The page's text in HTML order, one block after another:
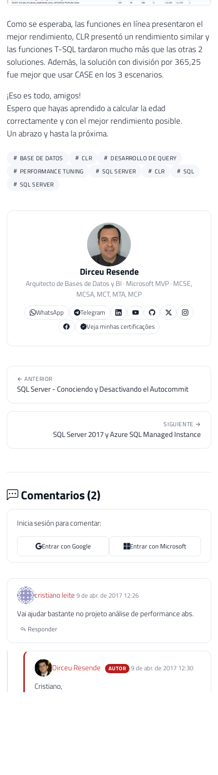
Como se esperaba, las funciones en línea presentaron el
mejor rendimiento, CLR presentó un rendimiento similar y
las funciones T-SQL tardaron mucho más que las otras 2
soluciones. Además, la solución con división por 365,25
fue mejor que usar CASE en los 3 escenarios.
¡Eso es todo, amigos!
Espero que hayas aprendido a calcular la edad
correctamente y con el mejor rendimiento posible.
Un abrazo y hasta la próxima.
BASE DE DATOS CLR
DESARROLLO DE QUERY
PERFORMANCE TUNING
SQL SERVER CLR
SQL
SQL SERVER
Dirceu Resende
Arquitecto de Bases de Datos y BI · Microsoft MVP · MCSE,
MCSA, MCT, MTA, MCP
WhatsApp
Telegram
Veja minhas certificações
← ANTERIOR
SQL Server - Conociendo y Desactivando el Autocommit
SIGUIENTE →
SQL Server 2017 y Azure SQL Managed Instance
Comentarios (2)
Inicia sesión para comentar:
Entrar con Google Entrar con Microsoft
cristiano leite 9 de abr. de 2017 12:26
Vai ajudar bastante no projeto análise de performance abs.
Responder
Dirceu Resende AUTOR 9 de abr. de 2017 12:30
Cristiano,